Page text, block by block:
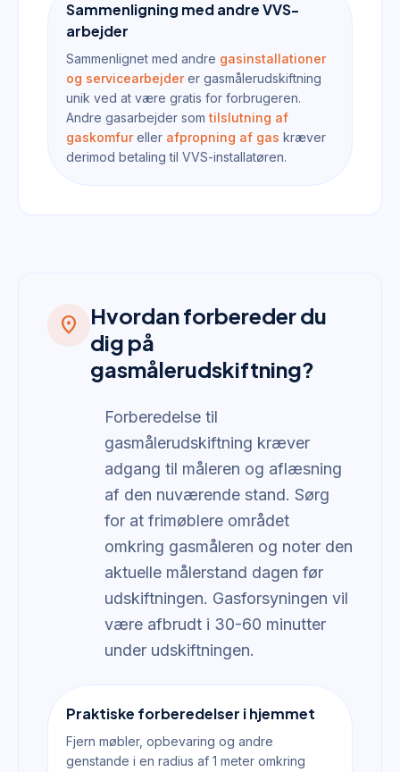
Sammenligning med andre VVS-
arbejder
Sammenlignet med andre gasinstallationer
og servicearbejderer gasmålerudskiftning
unik ved at være gratis for forbrugeren.
Andre gasarbejder somtilslutning af
gaskomfureller afpropning af gas kræver
derimod betaling til VVS-installatøren.
location_on
Hvordan forbereder du
dig på
gasmålerudskiftning?
Forberedelse til
gasmålerudskiftning kræver
adgang til måleren og aflæsning
af den nuværende stand. Sørg
for at frimøblere området
omkring gasmåleren og noter den
aktuelle målerstand dagen før
udskiftningen. Gasforsyningen vil
være afbrudt i 30-60 minutter
under udskiftningen.
Praktiske forberedelser i hjemmet
Fjern møbler, opbevaring og andre
genstande i en radius af 1 meter omkring